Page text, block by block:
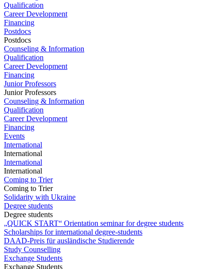
Qualification
Career Development
Financing
Postdocs
Postdocs
Counseling & Information
Qualification
Career Development
Financing
Junior Professors
Junior Professors
Counseling & Information
Qualification
Career Development
Financing
Events
International
International
International
International
Coming to Trier
Coming to Trier
Solidarity with Ukraine
Degree students
Degree students
„QUICK START“ Orientation seminar for degree students
Scholarships for international degree-students
DAAD-Preis für ausländische Studierende
Study Counselling
Exchange Students
Exchange Students